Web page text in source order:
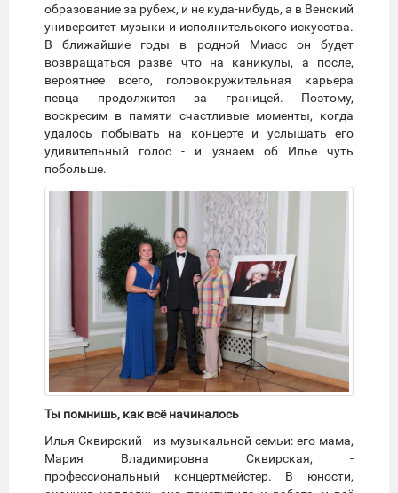
образование за рубеж, и не куда-нибудь, а в Венский
университет музыки и исполнительского искусства.
В ближайшие годы в родной Миасс он будет
возвращаться разве что на каникулы, а после,
вероятнее всего, головокружительная карьера
певца продолжится за границей. Поэтому,
воскресим в памяти счастливые моменты, когда
удалось побывать на концерте и услышать его
удивительный голос - и узнаем об Илье чуть
побольше.
Ты помнишь, как всё начиналось
Илья Сквирский - из музыкальной семьи: его мама,
Мария Владимировна Сквирская, -
профессиональный концертмейстер. В юности,